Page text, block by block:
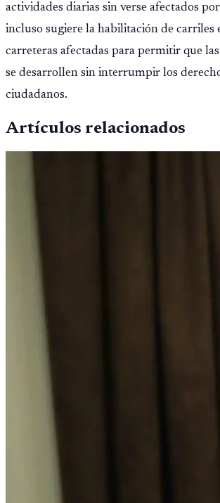
actividades diarias sin verse afectados
incluso sugiere la habilitación de carriles
carreteras afectadas para permitir que
se desarrollen sin interrumpir los
ciudadanos.
Artículos relacionados